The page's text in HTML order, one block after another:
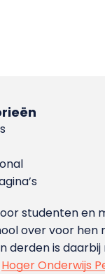
studenten en
over voor
is
Hoger Onderwijs